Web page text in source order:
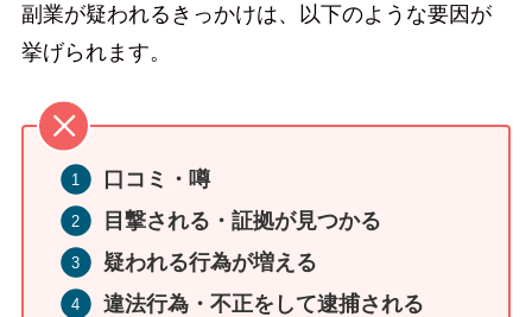
副業が疑われるきっかけは、以下のような要因が
挙げられます。
口コミ・噂
目撃される・証拠が見つかる
疑われる行為が増える
違法行為・不正をして逮捕される